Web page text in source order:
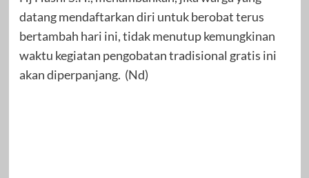
datang mendaftarkan diri untuk berobat terus
bertambah hari ini, tidak menutup kemungkinan
waktu kegiatan pengobatan tradisional gratis ini
akan diperpanjang. (Nd)